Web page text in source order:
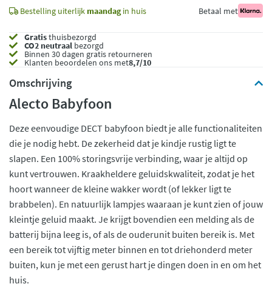
Bestelling uiterlijk maandagin huis Betaal met
Gratisthuisbezorgd
CO2 neutraal bezorgd
Binnen 30 dagen gratis retourneren
Klanten beoordelen ons met8,7/10
Omschrijving
Alecto Babyfoon
Deze eenvoudige DECT babyfoon biedt je alle functionaliteiten
die je nodig hebt. De zekerheid dat je kindje rustig ligt te
slapen. Een 100% storingsvrije verbinding, waar je altijd op
kunt vertrouwen. Kraakheldere geluidskwaliteit, zodat je het
hoort wanneer de kleine wakker wordt (of lekker ligt te
brabbelen). En natuurlijk lampjes waaraan je kunt zien of jouw
kleintje geluid maakt. Je krijgt bovendien een melding als de
batterij bijna leeg is, of als de ouderunit buiten bereik is. Met
een bereik tot vijftig meter binnen en tot driehonderd meter
buiten, kun je met een gerust hart je dingen doen in en om het
huis.